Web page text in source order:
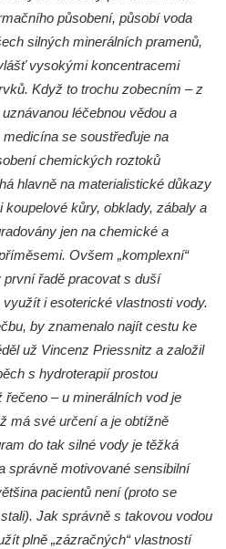
působení, působí voda
silných minerálních pramenů,
vysokými koncentracemi
Když to trochu zobecním – z
léčebnou vědou a
se soustřeďuje na
chemických roztoků
hlavně na materialistické důkazy
kůry, obklady, zábaly a
jen na chemické a
Ovšem „komplexní“
řadě pracovat s duší
i esoterické vlastnosti vody.
by znamenalo najít cestu ke
už Vincenz Priessnitz a založil
s hydroterapií prostou
řečeno – u minerálních vod je
má své určení a je obtížně
do tak silné vody je těžká
správně motivované sensibilní
pacientů není (proto se
Jak správně s takovou vodou
plně „zázračných“ vlastností